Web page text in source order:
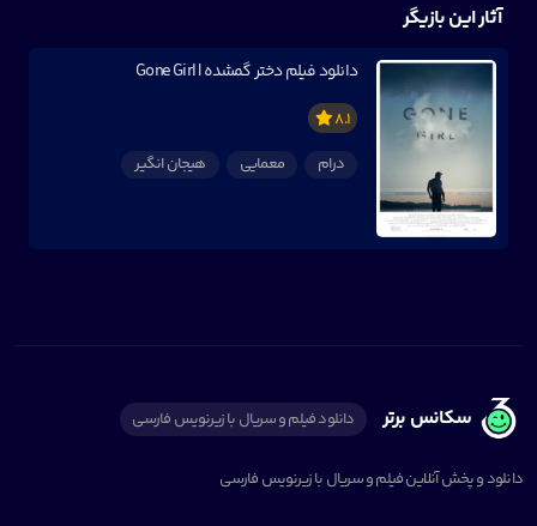
آثار این بازیگر
دانلود فیلم دختر گمشده | Gone Girl
8.1
درام
معمایی هیجان انگیر
سکانس برتر دانلود فیلم و سریال با زیرنویس فارسی
دانلود و پخش آنلاین فیلم و سریال با زیرنویس فارسی